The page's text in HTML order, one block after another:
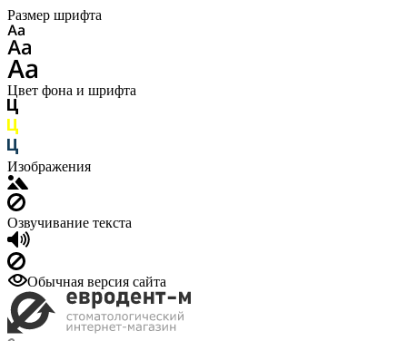
Размер шрифта
Цвет фона и шрифта
Изображения
Озвучивание текста
Обычная версия сайта